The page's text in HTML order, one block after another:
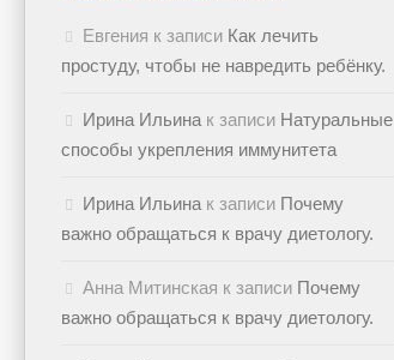
Евгения к записи Как лечить
простуду, чтобы не навредить ребёнку.
Ирина Ильина к записи Натуральные
способы укрепления иммунитета
Ирина Ильина к записи Почему
важно обращаться к врачу диетологу.
Анна Митинская к записи Почему
важно обращаться к врачу диетологу.